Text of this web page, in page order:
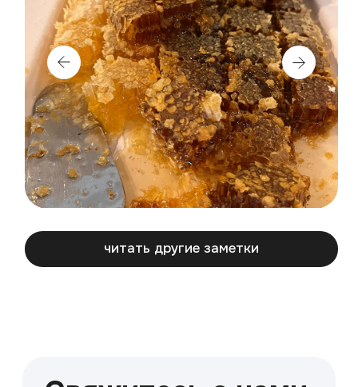
Разработка сайта a.wwwinter
Photo designed by
freepik